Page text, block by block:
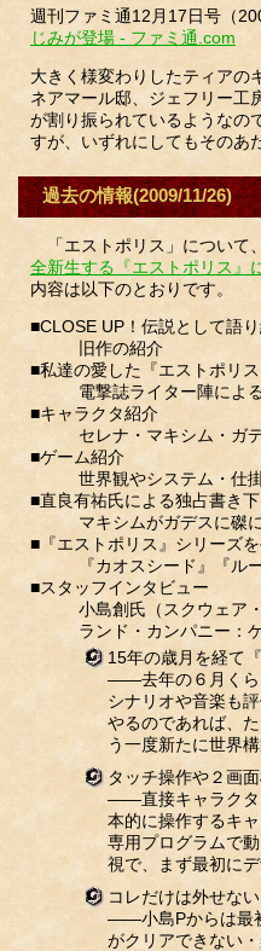
週刊ファミ通12月17日号（
じみが登場 - ファミ通.com
大きく様変わりしたティアの
ネアマール邸、ジェフリー工
が割り振られているようなの
すが、いずれにしてもそのあ
過去の情報(2009/11/26)
「エストポリス」について
全新生する『エストポリス』
内容は以下のとおりです。
■CLOSE UP！伝説として語
旧作の紹介
■私達の愛した『エストポリス
電撃誌ライター陣によ
■キャラクタ紹介
セレナ・マキシム・ガ
■ゲーム紹介
世界観やシステム・仕
■直良有祐氏による独占書き
マキシムがガデスに磔
■『エストポリス』シリーズ
『カオスシード』『
■スタッフインタビュー
小島創氏（スクウェア
ランド・カンパニー：
15年の歳月を経て
――去年の６月くら
シナリオや音楽も
やるのであれば、
う一度新たに世界
タッチ操作や２画
――直接キャラクタ
本的に操作するキ
専用プログラムで
視で、まず最初に
コレだけは外せな
――小島Pからは最
がクリアできない